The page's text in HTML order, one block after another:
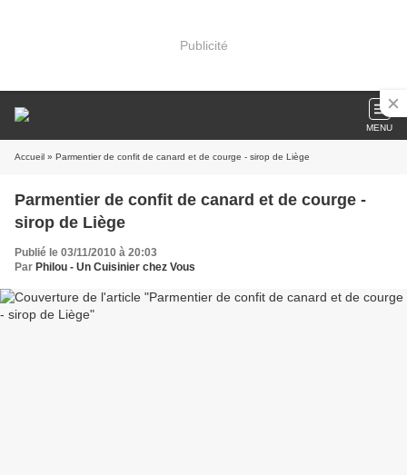
Publicité
MENU
Accueil » Parmentier de confit de canard et de courge - sirop de Liège
Parmentier de confit de canard et de courge -
sirop de Liège
Publié le 03/11/2010 à 20:03
Par Philou - Un Cuisinier chez Vous